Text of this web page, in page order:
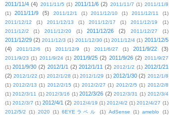
2011/11/4 (4) 2011/11/5 (1) 2011/11/6 (2) 2011/11/7 (1) 2011/11/8
(1)
2011/11/9 (5) 2011/12/1 (1) 2011/12/10 (1) 2011/12/11
(1)
2011/12/12
(1) 2011/12/13 (1) 2011/12/17 (1) 2011/12/19
(1)
2011/12/2
(1) 2011/12/20 (1) 2011/12/26 (2) 2011/12/27 (1)
2011/12/29 (2) 2011/12/3 (1) 2011/12/30 (1) 2011/12/4 (1) 2011/12/5
(4)
2011/12/6 (1) 2011/12/9 (1) 2011/6/27 (1) 2011/9/22 (3)
2011/9/23 (1) 2011/9/24 (1) 2011/9/25 (2) 2011/9/26 (2) 2011/9/27
(1) 2011/9/30 (2) 2012/1/1 (2) 2012/1/11 (2) 2012/1/2 (1) 2012/1/21
(2) 2012/1/22 (1) 2012/1/28 (1) 2012/1/29 (1) 2012/1/30 (2) 2012/1/8
(1) 2012/2/13 (1) 2012/2/15 (1) 2012/2/27 (1) 2012/2/5 (1) 2012/2/8
(1) 2012/3/11 (1) 2012/3/16 (1) 2012/3/26 (2) 2012/3/31 (1) 2012/3/4
(1) 2012/3/7 (1) 2012/4/1 (2) 2012/4/19 (1) 2012/4/2 (1) 2012/4/27 (1)
2012/5/2
(1) 2020 (1) 6EYEラベル (1) AdSense (1) ameblo
(1)